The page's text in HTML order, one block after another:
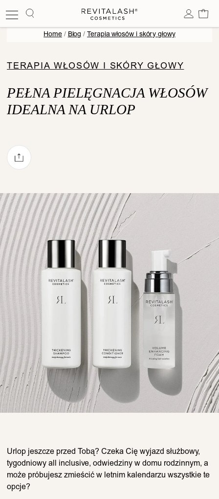
Home / Blog / Terapia włosów i skóry głowy
TERAPIA WŁOSÓW I SKÓRY GŁOWY
PEŁNA PIELĘGNACJA WŁOSÓW
IDEALNA NA URLOP
on Twitter
Share via mail
Urlop jeszcze przed Tobą? Czeka Cię wyjazd służbowy,
tygodniowy all inclusive, odwiedziny w domu rodzinnym, a
może próbujesz zmieścić w letnim kalendarzu wszystkie te
opcje?